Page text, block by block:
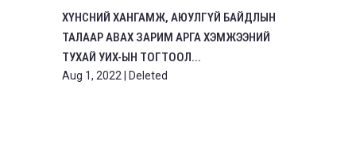
ХҮНСНИЙ ХАНГАМЖ, АЮУЛГҮЙ БАЙДЛЫН
ТАЛААР АВАХ ЗАРИМ АРГА ХЭМЖЭЭНИЙ
ТУХАЙ УИХ-ЫН ТОГТООЛ...
Aug 1, 2022 Deleted